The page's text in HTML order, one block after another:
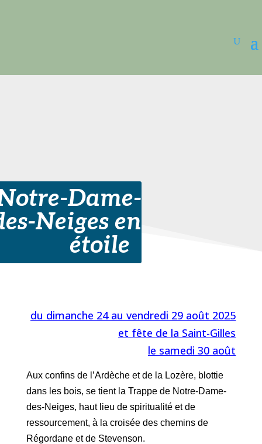
Dame-
Neiges en
étoile
du dimanche 24 au vendredi 29 août 2025
et fête de la Saint-Gilles
le samedi 30 août
Aux confins de l’Ardèche et de la Lozère, blottie
dans les bois, se tient la Trappe de Notre-Dame-
des-Neiges, haut lieu de spiritualité et de
ressourcement, à la croisée des chemins de
Régordane et de Stevenson.